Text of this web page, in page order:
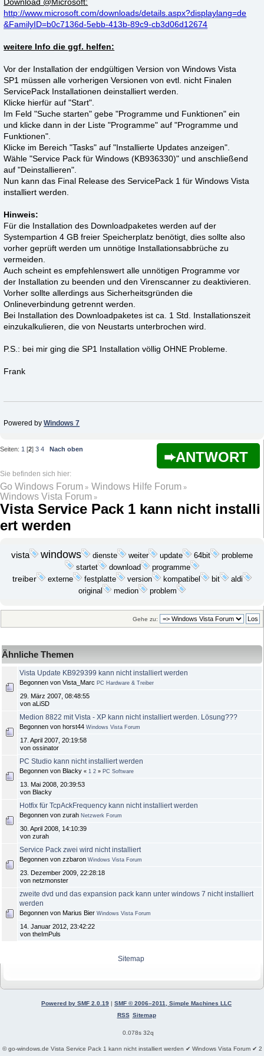
Download @Microsoft:
http://www.microsoft.com/downloads/details.aspx?displaylang=de
&FamilyID=b0c7136d-5ebb-413b-89c9-cb3d06d12674
weitere Info die ggf. helfen:
Vor der Installation der endgültigen Version von Windows Vista
SP1 müssen alle vorherigen Versionen von evtl. nicht Finalen
ServicePack Installationen deinstalliert werden.
Klicke hierfür auf "Start".
Im Feld "Suche starten" gebe "Programme und Funktionen" ein
und klicke dann in der Liste "Programme" auf "Programme und
Funktionen".
Klicke im Bereich "Tasks" auf "Installierte Updates anzeigen".
Wähle "Service Pack für Windows (KB936330)" und anschließend
auf "Deinstallieren".
Nun kann das Final Release des ServicePack 1 für Windows Vista
installiert werden.
Hinweis:
Für die Installation des Downloadpaketes werden auf der
Systempartion 4 GB freier Speicherplatz benötigt, dies sollte also
vorher geprüft werden um unnötige Installationsabbrüche zu
vermeiden.
Auch scheint es empfehlenswert alle unnötigen Programme vor
der Installation zu beenden und den Virenscanner zu deaktivieren.
Vorher sollte allerdings aus Sicherheitsgründen die
Onlineverbindung getrennt werden.
Bei Installation des Downloadpaketes ist ca. 1 Std. Installationszeit
einzukalkulieren, die von Neustarts unterbrochen wird.
P.S.: bei mir ging die SP1 Installation völlig OHNE Probleme.
Frank
Powered byWindows 7
ANTWORT
Seiten: 1 [2] 3 4 Nach oben
Go Windows Forum » Windows Hilfe Forum »
Windows Vista Forum »
Vista Service Pack 1 kann nicht installi
ert werden
vista windows dienste weiter update 64bit
probleme
startet
download
programme
treiber
externe festplatte version kompatibel bit
aldi
original
medion problem
Gehe zu:
Ähnliche Themen
Vista Update KB929399 kann nicht installiert werden
Begonnen von Vista_Marc PC Hardware & Treiber
29. März 2007, 08:48:55
von aLiSD
Medion 8822 mit Vista - XP kann nicht installiert werden. Lösung???
Begonnen von horst44 Windows Vista Forum
17. April 2007, 20:19:58
von ossinator
PC Studio kann nicht installiert werden
Begonnen von Blacky « 1 2 » PC Software
13. Mai 2008, 20:39:53
von Blacky
Hotfix für TcpAckFrequency kann nicht installiert werden
Begonnen von zurah Netzwerk Forum
30. April 2008, 14:10:39
von zurah
Service Pack zwei wird nicht installiert
Begonnen von zzbaron Windows Vista Forum
23. Dezember 2009, 22:28:18
von netzmonster
zweite dvd und das expansion pack kann unter windows 7 nicht installiert
werden
Begonnen von Marius Bier Windows Vista Forum
14. Januar 2012, 23:42:22
von theImPuls
Sitemap
Powered by SMF 2.0.19 | SMF © 2006–2011, Simple Machines LLC
RSS Sitemap
0.078s 32q
© go-windows.de Vista Service Pack 1 kann nicht installiert werden ✔ Windows Vista Forum ✔ 2